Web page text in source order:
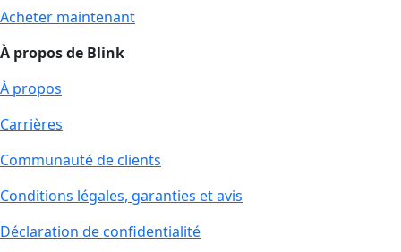
Acheter maintenant
À propos de Blink
À propos
Carrières
Communauté de clients
Conditions légales, garanties et avis
Déclaration de confidentialité